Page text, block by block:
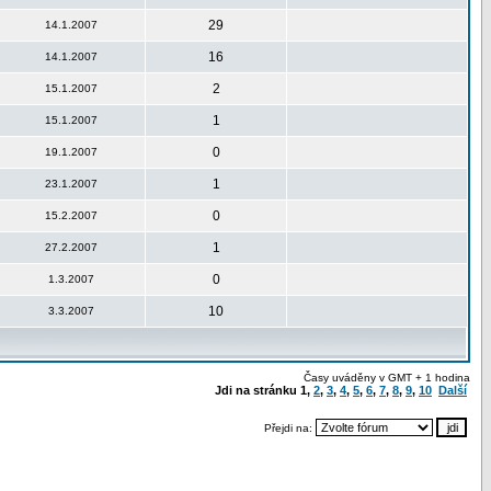
14.1.2007 29
14.1.2007 16
15.1.2007 2
15.1.2007 1
19.1.2007 0
23.1.2007 1
15.2.2007 0
27.2.2007 1
1.3.2007 0
3.3.2007 10
Časy uváděny v GMT + 1 hodina
Jdi na stránku 1, 2, 3, 4, 5, 6, 7, 8, 9, 10 Další
Přejdi na: